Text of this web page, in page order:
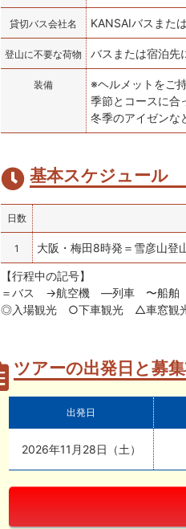
貸切バス会社名 KANSAIバスまた
登山に不要な荷物 バスまたは宿泊先
装備
※ヘルメットをご
季節とコースに合
冬季のアイゼンな
基本スケジュール
日数
1 大阪・梅田8時発＝雪彦山
【行程中の記号】
＝バス →航空機 —列車 〜船舶
◎入場観光 ○下車観光 △車窓観
ツアーの出発日と募
出発日
2026年11月28日（土）